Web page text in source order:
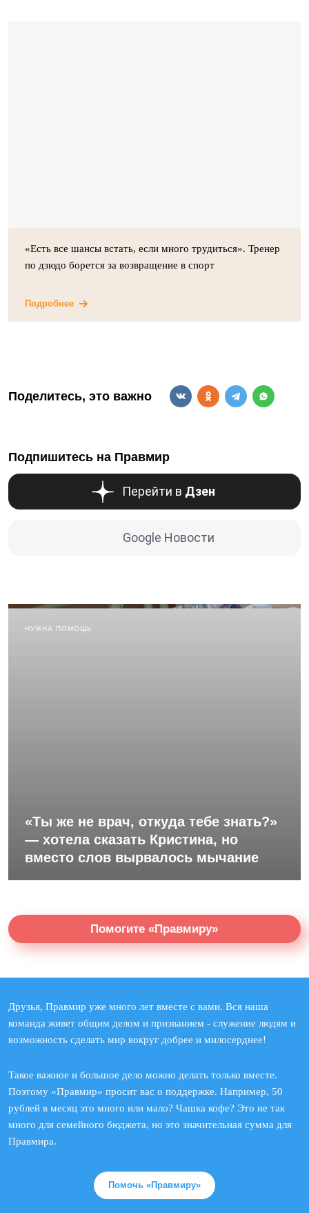
«Есть все шансы встать, если много трудиться». Тренер
по дзюдо борется за возвращение в спорт
Подробнее
Поделитесь, это важно
Подпишитесь на Правмир
Перейти в Дзен
Google Новости
НУЖНА ПОМОЩЬ
«Ты же не врач, откуда тебе знать?»
— хотела сказать Кристина, но
вместо слов вырвалось мычание
Помогите «Правмиру»
Друзья, Правмир уже много лет вместе с вами. Вся наша
команда живет общим делом и призванием - служение людям и
возможность сделать мир вокруг добрее и милосерднее!
Такое важное и большое дело можно делать только вместе.
Поэтому «Правмир» просит вас о поддержке. Например, 50
рублей в месяц это много или мало? Чашка кофе? Это не так
много для семейного бюджета, но это значительная сумма для
Правмира.
Помочь «Правмиру»